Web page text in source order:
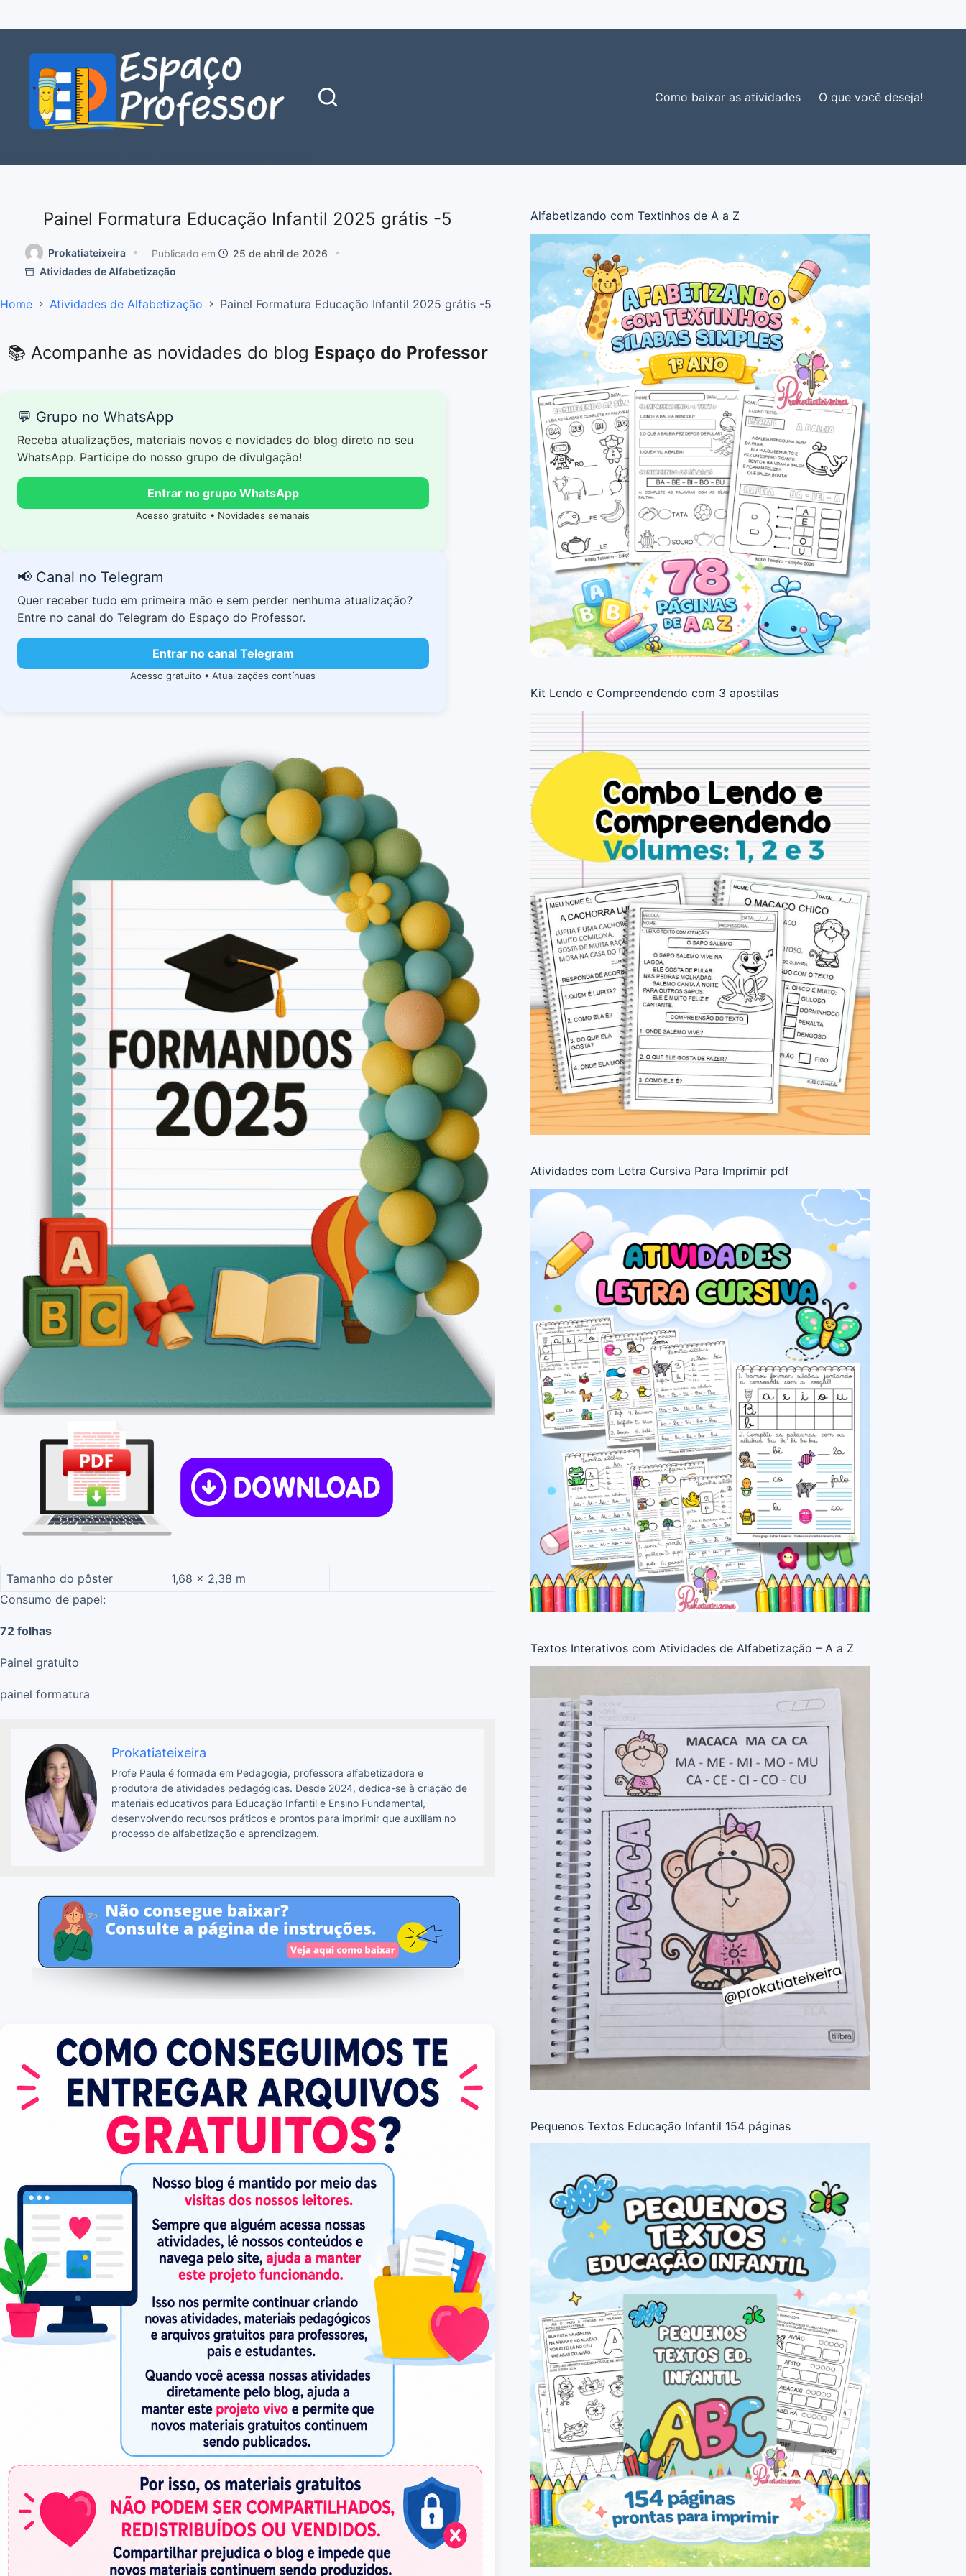
Como baixar as atividades O que você deseja!
Painel Formatura Educação Infantil 2025 grátis -5
Prokatiateixeira
25 de abril de 2026
Atividades de Alfabetização
Home Atividades de Alfabetização Painel Formatura Educação Infantil 2025 grátis -5
📚 Acompanhe as novidades do blog Espaço do Professor
💬 Grupo no WhatsApp
Receba atualizações, materiais novos e novidades do blog direto no seu
WhatsApp. Participe do nosso grupo de divulgação!
Entrar no grupo WhatsApp
Acesso gratuito • Novidades semanais
📢 Canal no Telegram
Quer receber tudo em primeira mão e sem perder nenhuma atualização?
Entre no canal do Telegram do Espaço do Professor.
Entrar no canal Telegram
Acesso gratuito • Atualizações contínuas
Tamanho do pôster
1,68 x 2,38 m
Consumo de papel:
72 folhas
Painel gratuito
painel formatura
Prokatiateixeira
Profe Paula é formada em Pedagogia, professora alfabetizadora e
produtora de atividades pedagógicas. Desde 2024, dedica-se à criação de
materiais educativos para Educação Infantil e Ensino Fundamental,
desenvolvendo recursos práticos e prontos para imprimir que auxiliam no
processo de alfabetização e aprendizagem.
Alfabetizando com Textinhos de A a Z
Kit Lendo e Compreendendo com 3 apostilas
Atividades com Letra Cursiva Para Imprimir pdf
Textos Interativos com Atividades de Alfabetização – A a Z
Pequenos Textos Educação Infantil 154 páginas